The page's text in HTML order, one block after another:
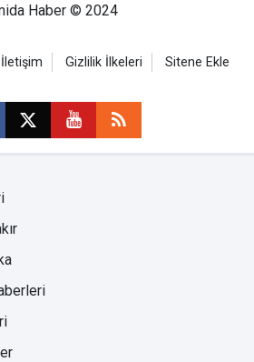
Haber © 2024
İletişim Gizlilik İlkeleri Sitene Ekle